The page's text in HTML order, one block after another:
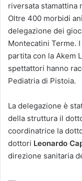
riversata stamattina
Oltre 400 morbidi
delegazione dei
Montecatini Terme.
partita con la Akem
spettattori hanno
Pediatria di Pistoia.
La delegazione è
della struttura il
coordinatrice la
dottori Leonardo
direzione sanitaria